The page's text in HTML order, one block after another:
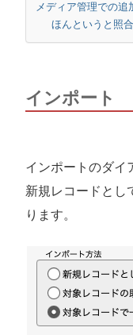
メディア管理での追
ほんというと照
インポート
インポートのダイ
新規レコードとし
ります。